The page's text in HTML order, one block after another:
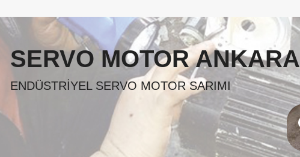
SERVO MOTOR ANKARA
ENDÜSTRIYEL SERVO MOTOR SARIMI